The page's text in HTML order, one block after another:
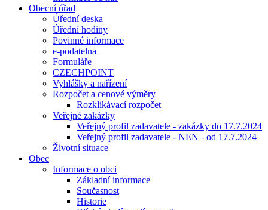
Obecní úřad
Úřední deska
Úřední hodiny
Povinné informace
e-podatelna
Formuláře
CZECHPOINT
Vyhlášky a nařízení
Rozpočet a cenové výměry
Rozklikávací rozpočet
Veřejné zakázky
Veřejný profil zadavatele - zakázky do 17.7.2024
Veřejný profil zadavatele - NEN - od 17.7.2024
Životní situace
Obec
Informace o obci
Základní informace
Současnost
Historie